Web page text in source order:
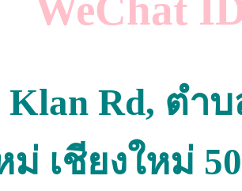
WeChat
Klan Rd, ตำ
ม่ เชียงใหม่